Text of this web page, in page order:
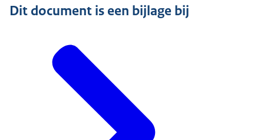
Dit document is een bijlage bij